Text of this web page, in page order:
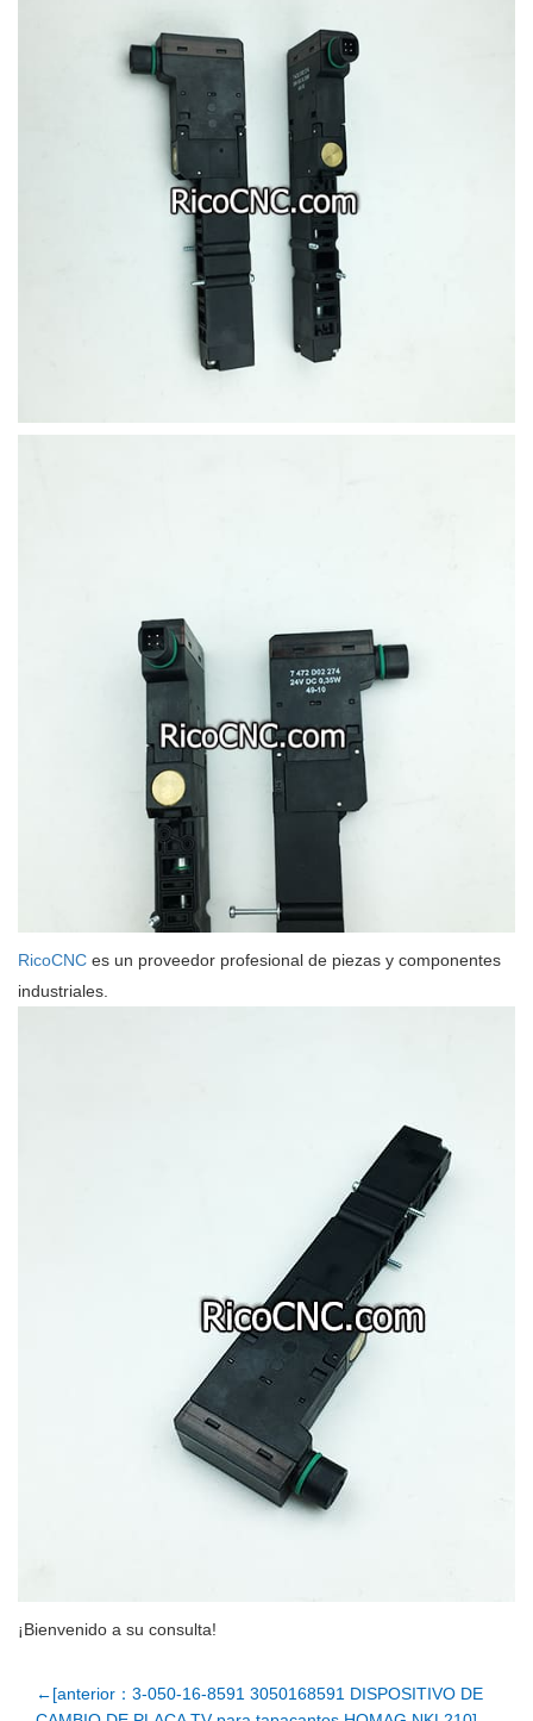
RicoCNC es un proveedor profesional de piezas y componentes
industriales.
¡Bienvenido a su consulta!
←[anterior：3-050-16-8591 3050168591 DISPOSITIVO DE